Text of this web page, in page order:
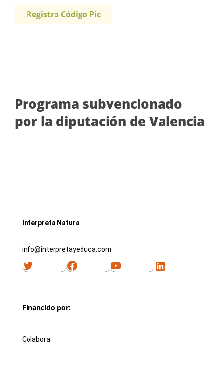
Registro Código Pic
Programa subvencionado
por la diputación de Valencia
Interpreta Natura
info@interpretayeduca.com
Twitter FacebookYouTubeLinkedIn
Financido por:
Colabora: